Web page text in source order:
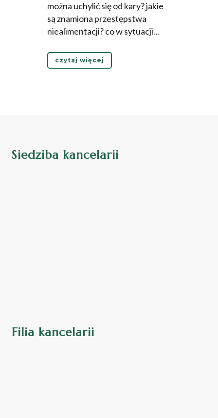
można uchylić się od kary? jakie
są znamiona przestępstwa
niealimentacji? co w sytuacji…
czytaj więcej
Siedziba kancelarii
Filia kancelarii